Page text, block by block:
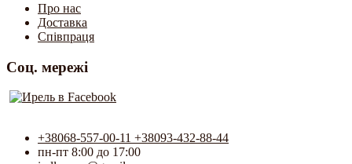
Про нас
Доставка
Співпраця
Соц. мережі
+38068-557-00-11 +38093-432-88-44
пн-пт 8:00 до 17:00